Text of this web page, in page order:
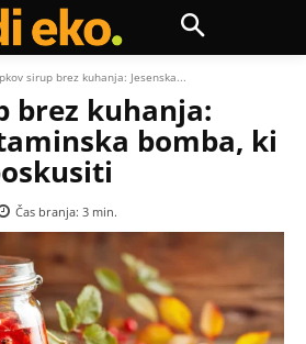
sirup brez kuhanja: Jesenska...
brez kuhanja:
bomba, ki
Čas branja: 3 min.